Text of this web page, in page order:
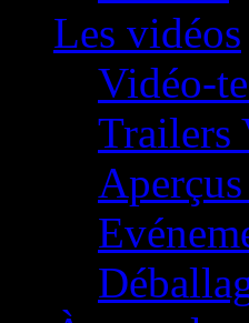
Les vidéos
Vidéo-
Trailers